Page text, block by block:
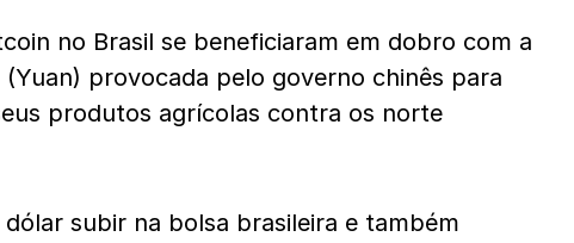
no Brasil se beneficiaram em dobro com a
provocada pelo governo chinês para
produtos agrícolas contra os norte
subir na bolsa brasileira e também